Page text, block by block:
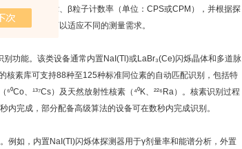
染时，检测α、β粒子计数率（单位：CPS或CPM），并根据探
厚的探头，可以适应不同的测量需求。
功能。该类设备通常内置NaI(Tl)或LaBr₃(Ce)闪烁晶体和多道脉
素库可支持88种至125种标准同位素的自动匹配识别，包括特
⁶⁰Co、¹³⁷Cs）及天然放射性核素（⁴⁰K、²²⁶Ra）。核素识别过程
完成，部分配备高级算法的设备可在数秒内完成识别。
例如，内置NaI(Tl)闪烁体探测器用于γ剂量率和能谱分析，外置